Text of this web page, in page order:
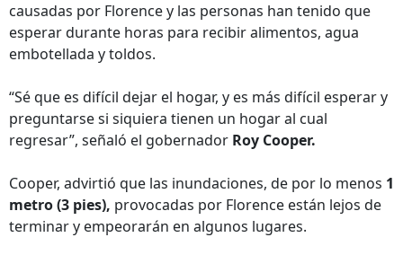
causadas por Florence y las personas han tenido que
esperar durante horas para recibir alimentos, agua
embotellada y toldos.
“Sé que es difícil dejar el hogar, y es más difícil esperar y
preguntarse si siquiera tienen un hogar al cual
regresar”, señaló el gobernador Roy Cooper.
Cooper, advirtió que las inundaciones, de por lo menos 1
metro (3 pies), provocadas por Florence están lejos de
terminar y empeorarán en algunos lugares.